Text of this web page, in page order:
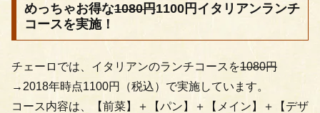
めっちゃお得な1080円1100円イタリアンランチ
コースを実施！
チェーロでは、イタリアンのランチコースを1080円
→2018年時点1100円（税込）で実施しています。
コース内容は、【前菜】＋【パン】＋【メイン】＋【デザ